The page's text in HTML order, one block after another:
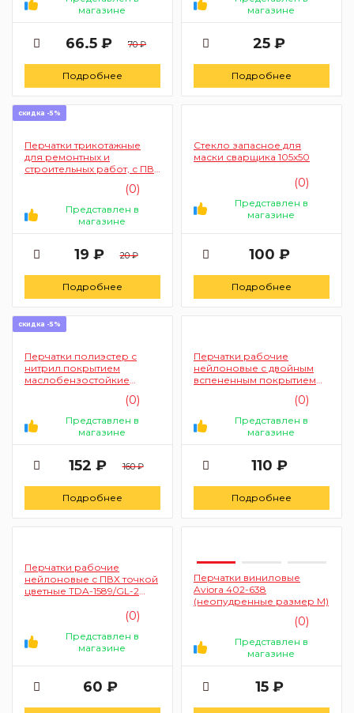
магазине
66.5 ₽ 70 ₽
Подробнее
магазине
25 ₽
Подробнее
скидка -5%
Перчатки трикотажные
для ремонтных и
строительных работ, с ПВХ
(0)
Представлен в
магазине
19 ₽ 20 ₽
Подробнее
Стекло запасное для
маски сварщика 105х50
(0)
Представлен в
магазине
100 ₽
Подробнее
скидка -5%
Перчатки полиэстер с
нитрил.покрытием
маслобензостойкие
(0)
Представлен в
магазине
152 ₽ 160 ₽
Подробнее
Перчатки рабочие
нейлоновые с двойным
вспененным покрытием
(0)
Представлен в
магазине
110 ₽
Подробнее
Перчатки рабочие
нейлоновые с ПВХ точкой
цветные TDA-1589/GL-2
(0)
Представлен в
магазине
60 ₽
Перчатки виниловые
Aviora 402-638
(неопудренные размер M)
(0)
Представлен в
магазине
15 ₽